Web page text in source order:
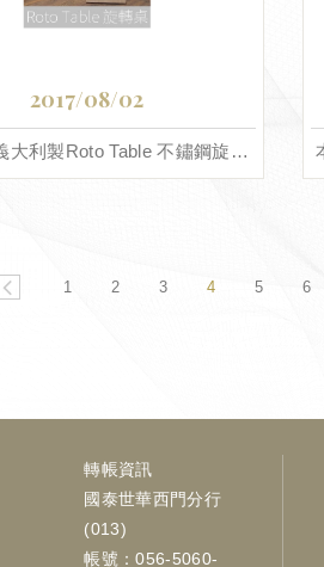
2017/08/02
本日新增義大利製Roto Table 不鏽鋼旋轉桌
1 2 3 4 5 6
轉帳資訊
國泰世華西門分行
(013)
帳號：056-5060-